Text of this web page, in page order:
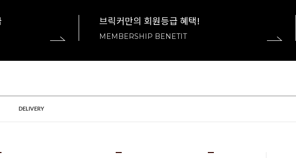
브릭커만의 회원등급 혜택!
MEMBERSHIP BENETIT
DELIVERY